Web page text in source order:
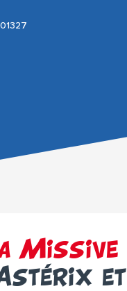
Missive
et